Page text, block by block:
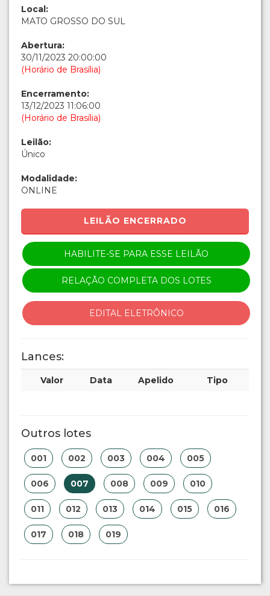
Local:
MATO GROSSO DO SUL
Abertura:
30/11/2023 20:00:00
(Horário de Brasília)
Encerramento:
13/12/2023 11:06:00
(Horário de Brasília)
Leilão:
Único
Modalidade:
ONLINE
LEILÃO ENCERRADO
HABILITE-SE PARA ESSE LEILÃO
RELAÇÃO COMPLETA DOS LOTES
EDITAL ELETRÔNICO
Lances:
Valor Data Apelido Tipo
Outros lotes
001 002 003 004 005
006 007 008 009 010
011 012 013 014 015 016
017 018 019